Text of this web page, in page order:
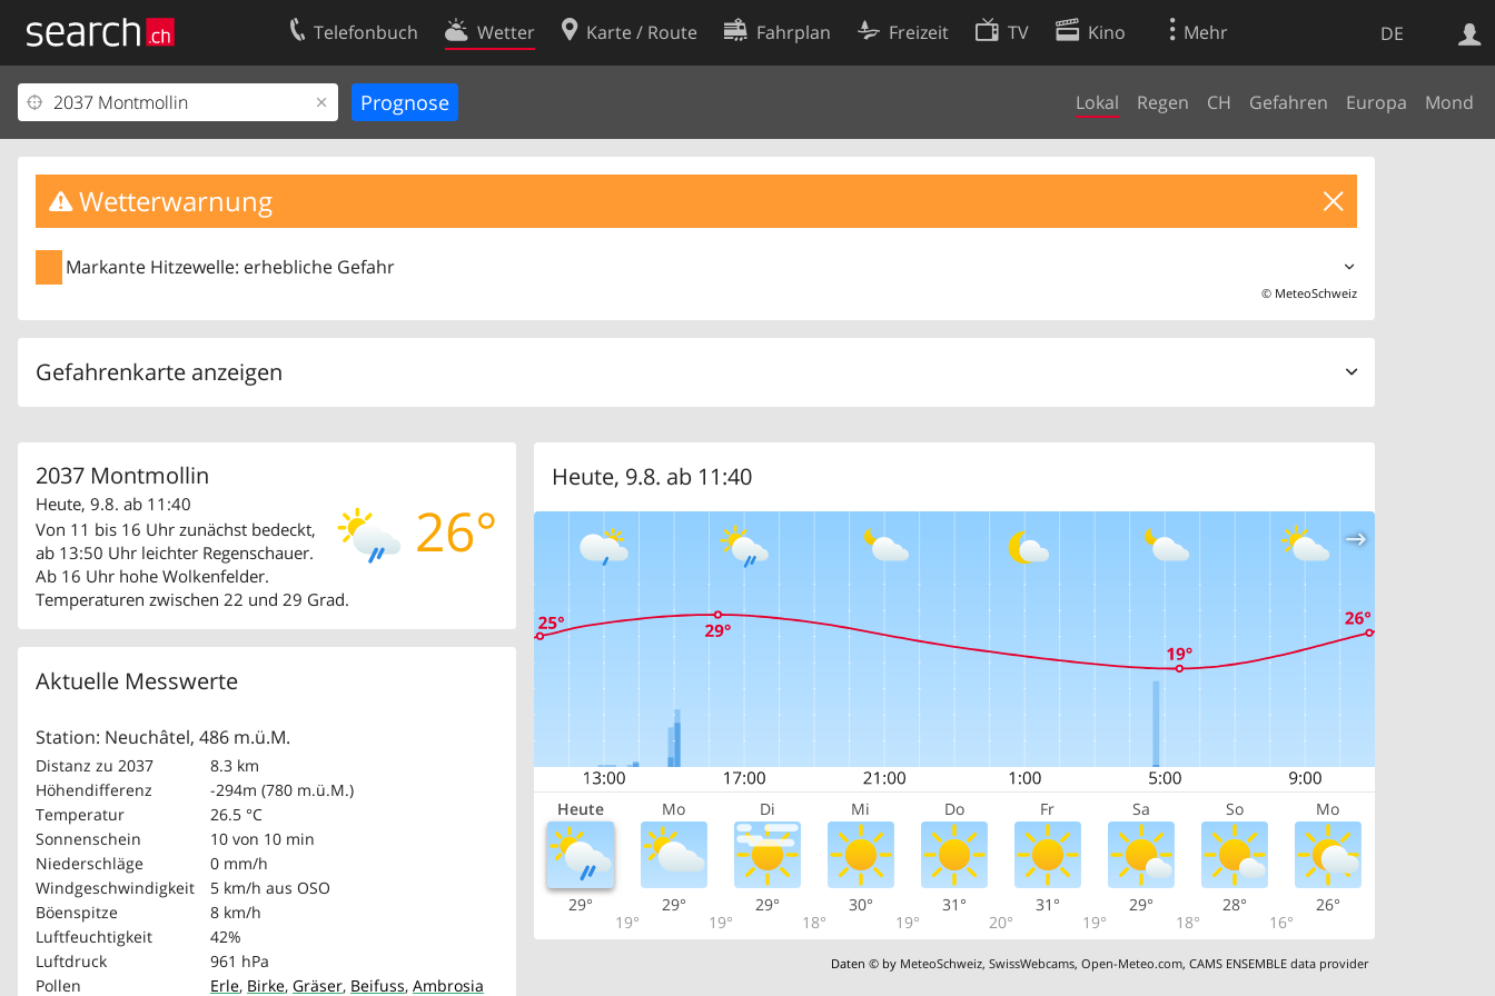
DE
Telefonbuch Wetter Karte / Route Fahrplan Freizeit TV Kino Mehr
Lokal Regen CH Gefahren Europa Mond
Wetterwarnung
Markante Hitzewelle: erhebliche Gefahr
© MeteoSchweiz
Gefahrenkarte anzeigen
2037 Montmollin
26°
Heute, 9.8. ab 11:40
Von 11 bis 16 Uhr zunächst bedeckt,
ab 13:50 Uhr leichter Regenschauer.
Ab 16 Uhr hohe Wolkenfelder.
Temperaturen zwischen 22 und 29 Grad.
Aktuelle Messwerte
Station: Neuchâtel, 486 m.ü.M.
Distanz zu 2037
8.3 km
Höhendifferenz
-294m (780 m.ü.M.)
Temperatur
26.5 °C
Sonnenschein
10 von 10 min
Niederschläge
0 mm/h
Windgeschwindigkeit
5 km/h aus OSO
Böenspitze
8 km/h
Luftfeuchtigkeit
42%
Luftdruck
961 hPa
Pollen
Erle, Birke, Gräser, Beifuss, Ambrosia
Heute, 9.8. ab 11:40
Heute Mo Di Mi Do Fr Sa So Mo
29°
19°
29°
19°
29°
18°
30°
19°
31°
20°
31°
19°
29°
18°
28°
16°
26°
Daten © by MeteoSchweiz,SwissWebcams,Open-Meteo.com,CAMS ENSEMBLE data provider
Websuche
Ihr Eintrag
Kundencenter Geschäftskunden
Impressum
Kontakt
Nutzungsbedingungen
Datenschutzerklärung
Cookie-Einstellungen
Entwickler